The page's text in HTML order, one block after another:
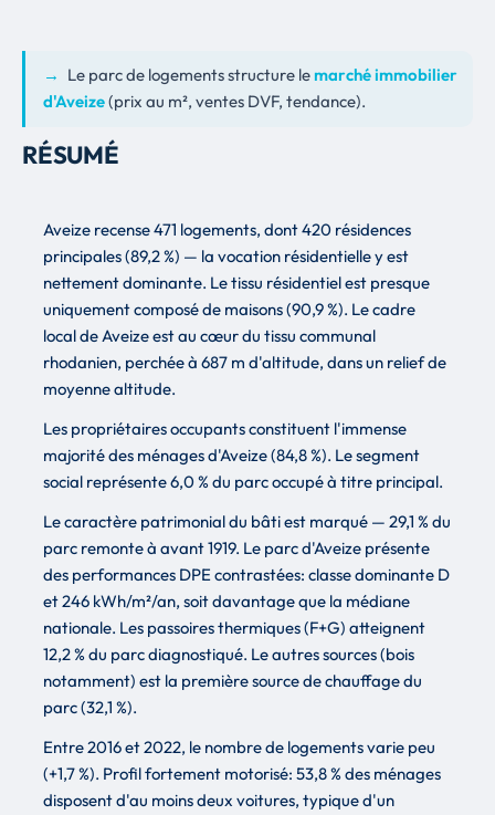
→ Le parc de logements structure lemarché immobilier
d'Aveize(prix au m², ventes DVF, tendance).
RÉSUMÉ
Aveize recense 471 logements, dont 420 résidences
principales (89,2 %) — la vocation résidentielle y est
nettement dominante. Le tissu résidentiel est presque
uniquement composé de maisons (90,9 %). Le cadre
local de Aveize est au cœur du tissu communal
rhodanien, perchée à 687 m d'altitude, dans un relief de
moyenne altitude.
Les propriétaires occupants constituent l'immense
majorité des ménages d'Aveize (84,8 %). Le segment
social représente 6,0 % du parc occupé à titre principal.
Le caractère patrimonial du bâti est marqué — 29,1 % du
parc remonte à avant 1919. Le parc d'Aveize présente
des performances DPE contrastées: classe dominante D
et 246 kWh/m²/an, soit davantage que la médiane
nationale. Les passoires thermiques (F+G) atteignent
12,2 % du parc diagnostiqué. Le autres sources (bois
notamment) est la première source de chauffage du
parc (32,1 %).
Entre 2016 et 2022, le nombre de logements varie peu
(+1,7 %). Profil fortement motorisé: 53,8 % des ménages
disposent d'au moins deux voitures, typique d'un